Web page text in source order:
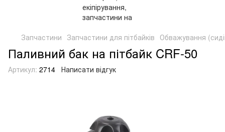
Запчастини Запчастини для пітбайків Обважування
Паливний бак на пітбайк CRF-50
Артикул: 2714 Написати відгук